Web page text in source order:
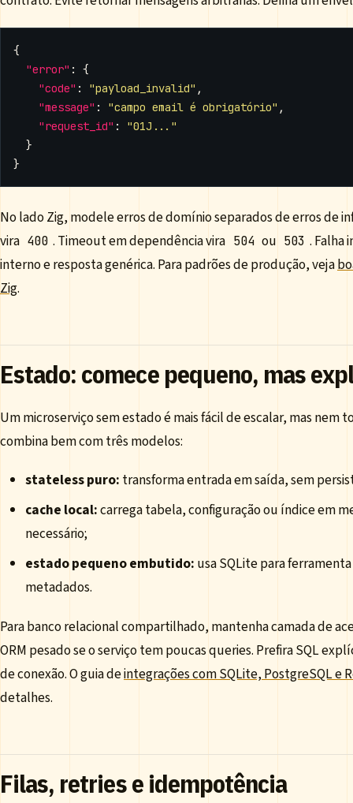
{
"error" :
{
"code" : "payload_invalid" ,
"message" : "campo email é obrigatório" ,
"request_id" :
"01J..."
}
}
No lado Zig, modele erros de domínio separados de erros de
vira 400 . Timeout em dependência vira 504 ou 503 . Falha
interno e resposta genérica. Para padrões de produção, veja
Zig.
Estado: comece pequeno, mas
Um microserviço sem estado é mais fácil de escalar, mas nem
combina bem com três modelos:
stateless puro: transforma entrada em saída, sem
cache local:carrega tabela, configuração ou índice em
necessário;
estado pequeno embutido: usa SQLite para
metadados.
Para banco relacional compartilhado, mantenha camada de
ORM pesado se o serviço tem poucas queries. Prefira SQL
de conexão. O guia deintegrações com SQLite, PostgreSQL e
detalhes.
Filas, retries e idempotência